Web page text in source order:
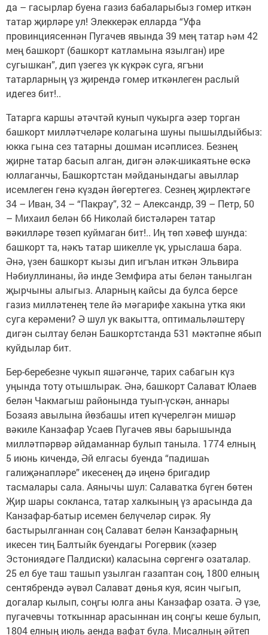
да – гасырлар буена газиз бабаларыбыз гомер иткән
татар җирләре ул! Элеккерәк елларда “Уфа
провинциясеннән Пугачев явында 39 мең татар һәм 42
мең башкорт (башкорт катламына язылган) ире
сугышкан”, дип үзегез үк күкрәк суга, ягъни
татарларның үз җирендә гомер иткәнлеген раслый
идегез бит!..
Татарга каршы әтәчтәй кунып чукырга әзер торган
башкорт милләтчеләре колагына шуны пышылдыйбыз:
юкка гына сез татарны дошман исәплисез. Безнең
җирне татар басып алган, дигән әләк-шикаятьне өскә
юллаганчы, Башкортстан мәйданындагы авыллар
исемлеген генә күздән йөгертегез. Сезнең җирлектәге
34 – Иван, 34 – “Пакрау”, 32 – Александр, 39 – Петр, 50
– Михаил белән 66 Николай бистәләрен татар
вәкилләре төзеп куймаган бит!.. Иң төп хәвеф шунда:
башкорт та, нәкъ татар шикелле үк, урыслаша бара.
Әнә, үзен башкорт кызы дип игълан иткән Эльвира
Нәбиуллинаны, йә инде Земфира аты белән танылган
җырчыны алыгыз. Аларның кайсы да булса берсе
газиз милләтенең теле йә мәгарифе хакына утка яки
суга керәмени? Ә шул ук вакытта, оптимальләштерү
дигән сылтау белән Башкорт­станда 531 мәктәпне ябып
куйдылар бит.
Бер-беребезне чукып яшәгәнче, тарих сабагын күз
уңында тоту отышлырак. Әнә, башкорт Салават Юлаев
белән Чакмагыш районында туып-үскән, аннары
Бозаяз авылына йөзбашы итеп күчерелгән мишәр
вәкиле Канзафар Усаев Пугачев явы барышында
милләтпәрвәр әйдаманнар булып таныла. 1774 елның
5 июнь кичендә, Әй елгасы буенда “падишаһ
галиҗәнапләре” икесенең дә иңенә бригадир
тасмалары сала. Аянычы шул: Салаватка бүген бөтен
Җир шары сокланса, татар халкының үз арасында да
Канзафар-батыр исемен белүчеләр сирәк. Яу
бастырылганнан соң Салават белән Канзафарның
икесен тиң Балтыйк буендагы Рогервик (хәзер
Эстониядәге Палдиски) каласына сөргенгә озаталар.
25 ел буе таш ташып узылган газаптан соң, 1800 елның
сентябрендә әүвәл Салават дөнья куя, ясин чыгып,
догалар кылып, соңгы юлга аны Канзафар озата. Ә үзе,
пугачевчы тоткыннар арасыннан иң соңгы кеше булып,
1804 елның июль аенда вафат була. Мисалның әйтеп